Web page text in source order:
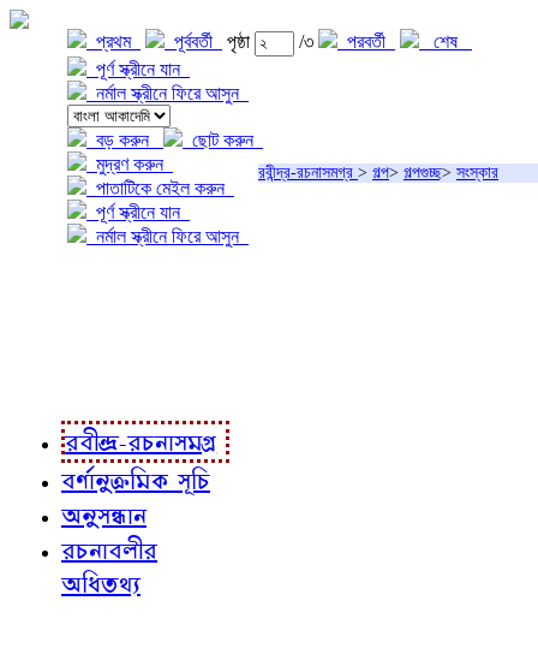
প্রথম পূর্ববর্তী পৃষ্ঠা /৩ পরবর্তী
শেষ
পূর্ণ স্ক্রীনে যান
নর্মাল স্ক্রীনে ফিরে আসুন
বড় করুন
ছোট করুন
মুদ্রণ করুন
পাতাটিকে মেইল করুন
পূর্ণ স্ক্রীনে যান
নর্মাল স্ক্রীনে ফিরে আসুন
রবীন্দ্র-রচনাসমগ্র > গল্প> গল্পগুচ্ছ> সংস্কার
রবীন্দ্র-রচনাসমগ্র
বর্ণানুক্রমিক সূচি
অনুসন্ধান
রচনাবলীর
অধিতথ্য